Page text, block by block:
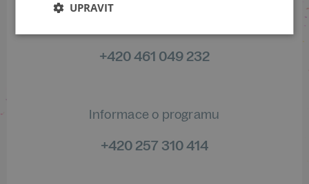
+420 461 049 232
Informace o programu
+420 257 310 414
UPRAVIT